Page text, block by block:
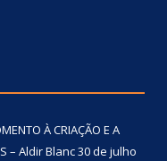
À CRIAÇÃO E A
– Aldir Blanc30 de julho